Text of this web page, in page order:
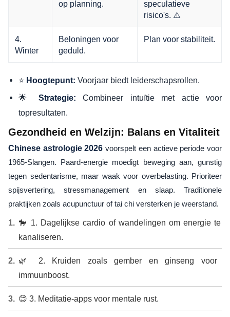
op planning.
speculatieve
risico's. ⚠️
4.
Winter
Beloningen voor
geduld.
Plan voor stabiliteit.
⭐ Hoogtepunt: Voorjaar biedt leiderschapsrollen.
🌟 Strategie: Combineer intuïtie met actie voor
topresultaten.
Gezondheid en Welzijn: Balans en Vitaliteit
Chinese astrologie 2026 voorspelt een actieve periode voor
1965-Slangen. Paard-energie moedigt beweging aan, gunstig
tegen sedentarisme, maar waak voor overbelasting. Prioriteer
spijsvertering, stressmanagement en slaap. Traditionele
praktijken zoals acupunctuur of tai chi versterken je weerstand.
🐎 1. Dagelijkse cardio of wandelingen om energie te
kanaliseren.
🌿 2. Kruiden zoals gember en ginseng voor
immuunboost.
😊 3. Meditatie-apps voor mentale rust.